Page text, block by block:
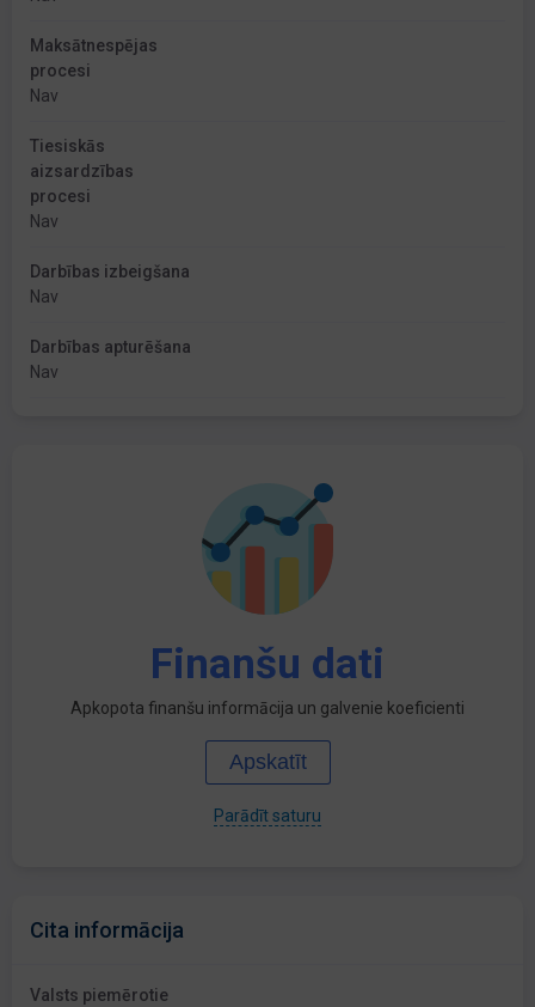
Maksātnespējas
procesi
Nav
Tiesiskās
aizsardzības
procesi
Nav
Darbības izbeigšana
Nav
Darbības apturēšana
Nav
Finanšu dati
Apkopota finanšu informācija un galvenie koeficienti
Apskatīt
Parādīt saturu
Cita informācija
Valsts piemērotie